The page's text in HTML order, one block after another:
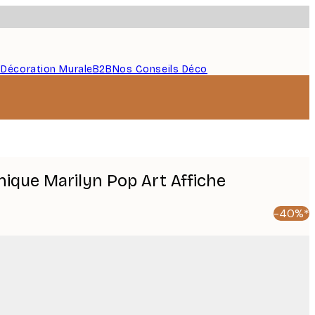
Décoration MuraleB2BNos Conseils Déco
Marilyn Pop Art Affiche
-40%*